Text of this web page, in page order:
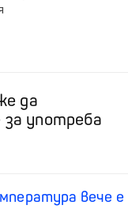
да
употреба
вече е